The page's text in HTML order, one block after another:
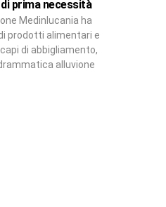
prima necessità
Medinlucania ha
prodotti alimentari e
di abbigliamento,
alluvione